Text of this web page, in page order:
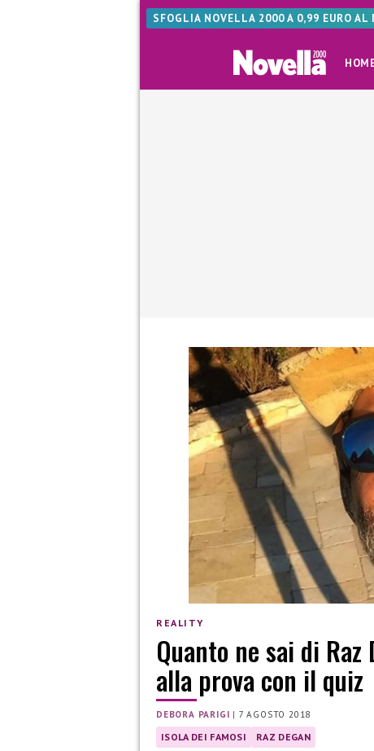
SFOGLIA NOVELLA 2000 A 0,99 EURO AL
REALITY
Quanto ne sai di
alla prova con il quiz
DEBORA PARIGI | 7 AGOSTO 2018
ISOLA DEI FAMOSI RAZ DEGAN